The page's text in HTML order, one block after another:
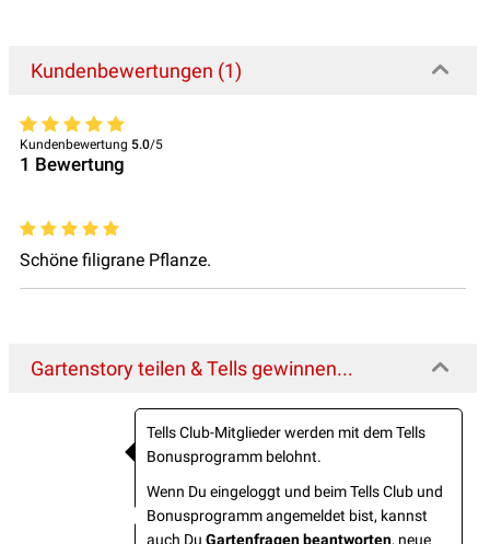
Kundenbewertungen (1)
Kundenbewertung 5.0/5
1 Bewertung
Schöne filigrane Pflanze.
Gartenstory teilen & Tells gewinnen...
Tells Club-Mitglieder werden mit dem Tells
Bonusprogramm belohnt.
Wenn Du eingeloggt und beim Tells Club und
Bonusprogramm angemeldet bist, kannst
auch Du Gartenfragen beantworten, neue